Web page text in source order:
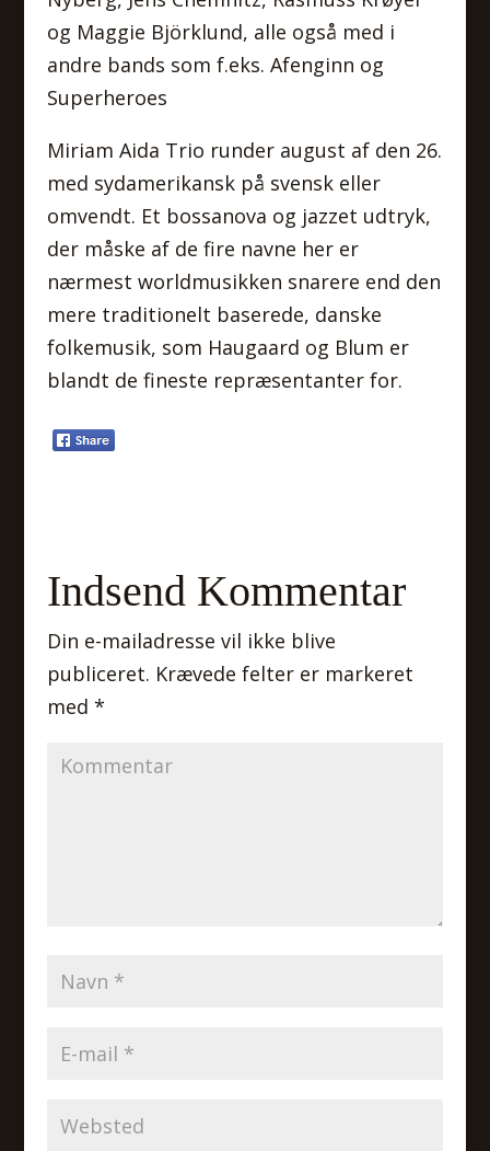
og Maggie Björklund, alle også med i
andre bands som f.eks. Afenginn og
Superheroes
Miriam Aida Trio runder august af den 26.
med sydamerikansk på svensk eller
omvendt. Et bossanova og jazzet udtryk,
der måske af de fire navne her er
nærmest worldmusikken snarere end den
mere traditionelt baserede, danske
folkemusik, som Haugaard og Blum er
blandt de fineste repræsentanter for.
Indsend Kommentar
Din e-mailadresse vil ikke blive
publiceret. Krævede felter er markeret
med *